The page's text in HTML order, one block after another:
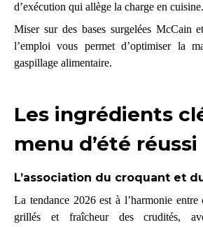
d’exécution qui allège la charge en cuisine.
Miser sur des bases surgelées McCain
l’emploi vous permet d’optimiser la
gaspillage alimentaire.
Les ingrédients
menu d’été réussi
L’association du croquant et
La tendance 2026 est à l’harmonie entre
grillés et fraîcheur des crudités,